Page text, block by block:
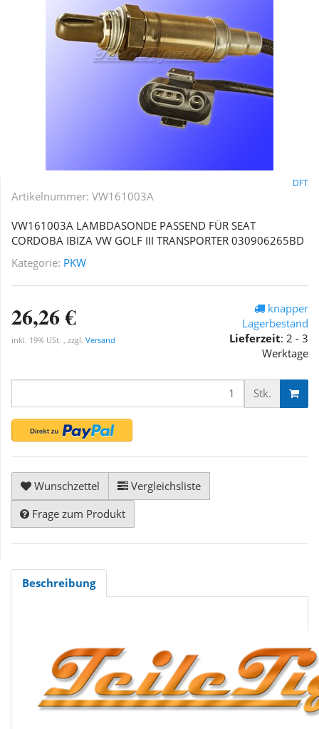
DFT
Artikelnummer: VW161003A
VW161003A LAMBDASONDE PASSEND FÜR SEAT
CORDOBA IBIZA VW GOLF III TRANSPORTER 030906265BD
Kategorie: PKW
26,26 €
inkl. 19% USt. , zzgl. Versand
knapper
Lagerbestand
Lieferzeit: 2 - 3
Werktage
Stk.
Wunschzettel
Vergleichsliste
Frage zum Produkt
Beschreibung